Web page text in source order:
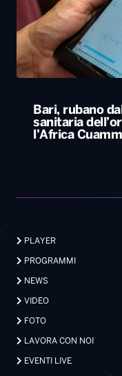
Bari, rubano
sanitaria
l’Africa
PLAYER
PROGRAMMI
NEWS
VIDEO
FOTO
LAVORA CON NOI
EVENTI LIVE